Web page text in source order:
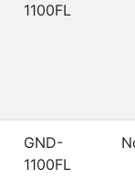
1100FL
GND-
1100FL